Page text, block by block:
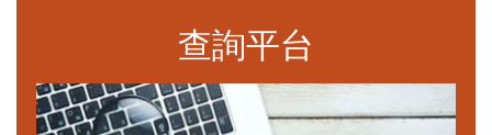
查詢平台